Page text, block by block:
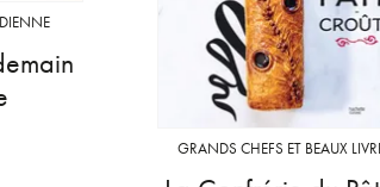
GRANDS CHEFS ET BEAUX